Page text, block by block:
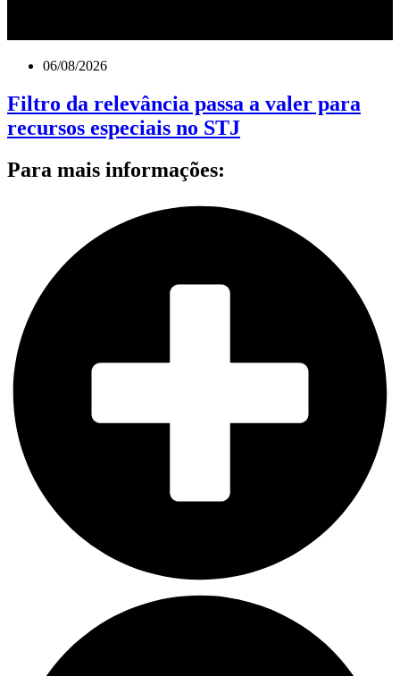
06/08/2026
Filtro da relevância passa a valer para
recursos especiais no STJ
Para mais informações: